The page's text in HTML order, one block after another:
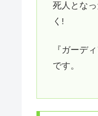
死人とな
く!
『ガーデ
です。